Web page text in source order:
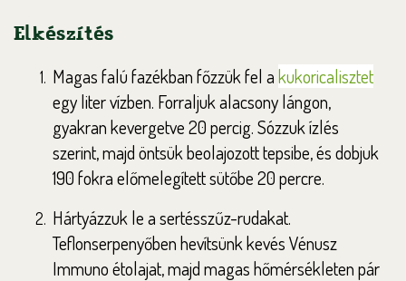
Elkészítés
Magas falú fazékban főzzük fel akukoricalisztet
egy liter vízben. Forraljuk alacsony lángon,
gyakran kevergetve 20 percig. Sózzuk ízlés
szerint, majd öntsük beolajozott tepsibe, és dobjuk
190 fokra előmelegített sütőbe 20 percre.
Hártyázzuk le a sertésszűz-rudakat.
Teflonserpenyőben hevítsünk kevés Vénusz
Immuno étolajat, majd magas hőmérsékleten pár